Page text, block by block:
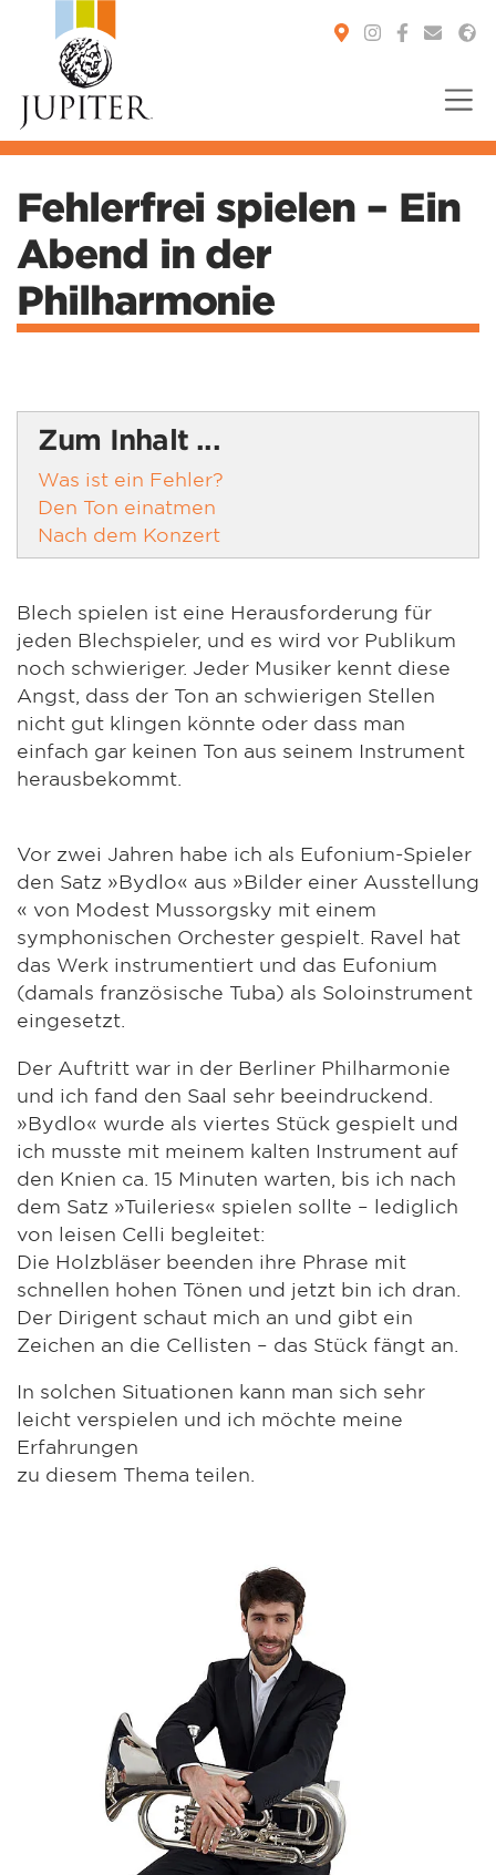
Fehlerfrei spielen – Ein
Abend in der
Philharmonie
Zum Inhalt ...
Was ist ein Fehler?
Den Ton einatmen
Nach dem Konzert
Blech spielen ist eine Herausforderung für
jeden Blechspieler, und es wird vor Publikum
noch schwieriger. Jeder Musiker kennt diese
Angst, dass der Ton an schwierigen Stellen
nicht gut klingen könnte oder dass man
einfach gar keinen Ton aus seinem Instrument
herausbekommt.
Vor zwei Jahren habe ich als Eufonium-Spieler
den Satz »Bydlo« aus »Bilder einer Ausstellung
« von Modest Mussorgsky mit einem
symphonischen Orchester gespielt. Ravel hat
das Werk instrumentiert und das Eufonium
(damals französische Tuba) als Soloinstrument
eingesetzt.
Der Auftritt war in der Berliner Philharmonie
und ich fand den Saal sehr beeindruckend.
»Bydlo« wurde als viertes Stück gespielt und
ich musste mit meinem kalten Instrument auf
den Knien ca. 15 Minuten warten, bis ich nach
dem Satz »Tuileries« spielen sollte – lediglich
von leisen Celli begleitet:
Die Holzbläser beenden ihre Phrase mit
schnellen hohen Tönen und jetzt bin ich dran.
Der Dirigent schaut mich an und gibt ein
Zeichen an die Cellisten – das Stück fängt an.
In solchen Situationen kann man sich sehr
leicht verspielen und ich möchte meine
Erfahrungen
zu diesem Thema teilen.